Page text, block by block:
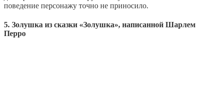
поведение персонажу точно не приносило.
5. Золушка из сказки «Золушка», написанной Шарлем
Перро